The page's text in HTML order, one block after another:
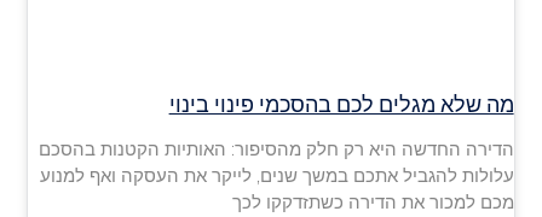
מה שלא מגלים לכם בהסכמי פינוי בינוי
הדירה החדשה היא רק חלק מהסיפור: האותיות הקטנות בהסכם
עלולות להגביל אתכם במשך שנים, לייקר את העסקה ואף למנוע
מכם למכור את הדירה כשתזדקקו לכך